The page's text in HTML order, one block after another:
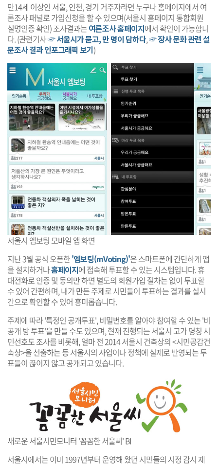
만14세 이상인 서울, 인천, 경기 거주자라면 누구나 홈페이지에서 여
론조사 패널로 가입신청을 할 수 있으며(서울시 홈페이지 통합회원
실명인증 확인) 조사결과는여론조사 홈페이지에서 확인이 가능합니
다. (관련기사☞ 서울시가 묻고, 만 명이 답하다,☞ 장사 문화 관련 설
문조사 결과 인포그래픽 보기)
서울시 엠보팅 모바일 앱 화면
지난 3월 공식 오픈한'엠보팅(mVoting)'은 스마트폰에 간단하게 앱
을 설치하거나홈페이지에 접속해 투표할 수 있는 시스템입니다. 휴
대전화로 인증 및 동의만 하면 별도의 회원가입 절차는 없이 투표할
수 있어 간편하며, 내가 만든 주제로 시민들이 투표하는 결과를 실시
간으로 확인할 수 있어 흥미롭습니다.
주제에 따라 '특정인 공개투표', 비밀번호를 알아야 참여할 수 있는 '비
공개 방 투표'을 만들 수도 있으며, 현재 진행되는 서울시 고가 명칭 시
민선호도 조사를 비롯해, 얼마 전 2014 서울시 건축상의 <시민공감건
축상>을 선출하는 등 서울시의 사업이나 정책에 실제로 반영되는 투
표들이 끊이지 않고 공개되고 있습니다.
새로운 서울시민모니터 '꼼꼼한 서울씨' BI
서울시에서는 이미 1997년부터 운영해 왔던 시민들의 시정 감시 제